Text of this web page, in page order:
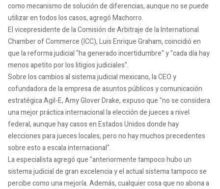
como mecanismo de solución de diferencias, aunque no se puede
utilizar en todos los casos, agregó Machorro.
El vicepresidente de la Comisión de Arbitraje de la International
Chamber of Commerce (ICC), Luis Enrique Graham, coincidió en
que la reforma judicial "ha generado incertidumbre" y "cada día hay
menos apetito por los litigios judiciales".
Sobre los cambios al sistema judicial mexicano, la CEO y
cofundadora de la empresa de asuntos públicos y comunicación
estratégica Agil-E, Amy Glover Drake, expuso que "no se considera
una mejor práctica internacional la elección de jueces a nivel
federal, aunque hay casos en Estados Unidos donde hay
elecciones para jueces locales, pero no hay muchos precedentes
sobre esto a escala internacional".
La especialista agregó que "anteriormente tampoco hubo un
sistema judicial de gran excelencia y el actual sistema tampoco se
percibe como una mejoría. Además, cualquier cosa que no abona a